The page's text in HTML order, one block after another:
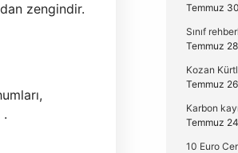
zengindir.
.
Temmuz
Sınıf
Temmuz
Kozan
Temmuz
Karbon
Temmuz
10 Euro